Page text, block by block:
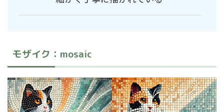
モザイク：mosaic